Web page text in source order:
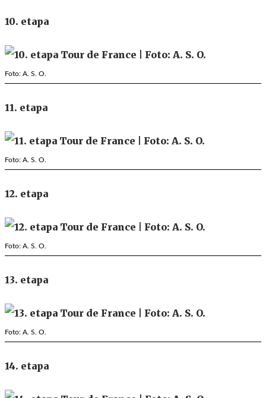
10. etapa
Foto: A. S. O.
11. etapa
Foto: A. S. O.
12. etapa
Foto: A. S. O.
13. etapa
Foto: A. S. O.
14. etapa